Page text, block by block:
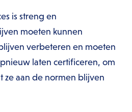
is streng en
moeten kunnen
verbeteren en moeten
laten certificeren, om
ze aan de normen blijven